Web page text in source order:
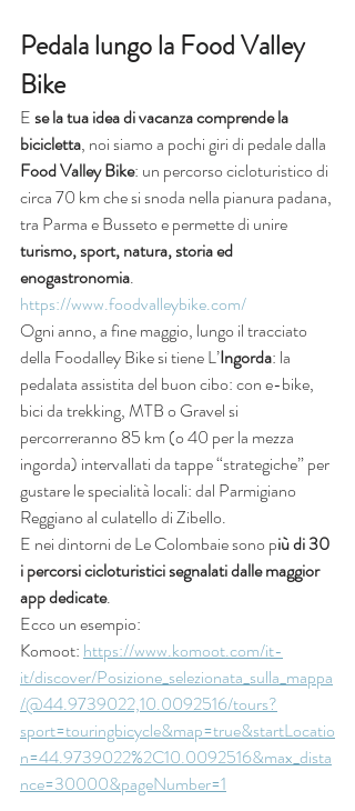
Pedala lungo la Food Valley
Bike
E se la tua idea di vacanza comprende la
bicicletta, noi siamo a pochi giri di pedale dalla
Food Valley Bike: un percorso cicloturistico di
circa 70 km che si snoda nella pianura padana,
tra Parma e Busseto e permette di unire
turismo, sport, natura, storia ed
enogastronomia.
https://www.foodvalleybike.com/
Ogni anno, a fine maggio, lungo il tracciato
della Foodalley Bike si tiene L’Ingorda: la
pedalata assistita del buon cibo: con e-bike,
bici da trekking, MTB o Gravel si
percorreranno 85 km (o 40 per la mezza
ingorda) intervallati da tappe “strategiche” per
gustare le specialità locali: dal Parmigiano
Reggiano al culatello di Zibello.
E nei dintorni de Le Colombaie sono più di 30
i percorsi cicloturistici segnalati dalle maggior
app dedicate.
Ecco un esempio:
Komoot: https://www.komoot.com/it-
it/discover/Posizione_selezionata_sulla_mappa
/@44.9739022,10.0092516/tours?
sport=touringbicycle&map=true&startLocatio
n=44.9739022%2C10.0092516&max_dista
nce=30000&pageNumber=1